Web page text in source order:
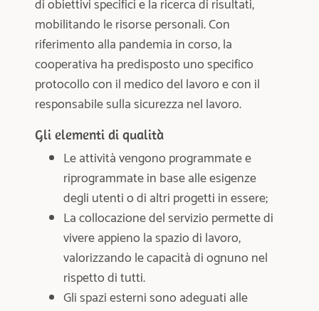
di obiettivi specifici e la ricerca di risultati,
mobilitando le risorse personali. Con
riferimento alla pandemia in corso, la
cooperativa ha predisposto uno specifico
protocollo con il medico del lavoro e con il
responsabile sulla sicurezza nel lavoro.
Gli elementi di qualità
Le attività vengono programmate e
riprogrammate in base alle esigenze
degli utenti o di altri progetti in essere;
La collocazione del servizio permette di
vivere appieno la spazio di lavoro,
valorizzando le capacità di ognuno nel
rispetto di tutti.
Gli spazi esterni sono adeguati alle